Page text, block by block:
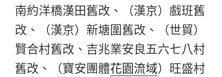
南約洋橋漢田舊改、（漢京）戲班舊
改、（漢京）新塘圍舊改、（世貿）
賢合村舊改、吉兆業安良五六七八村
舊改、（寶安團體花園流域）旺盛村